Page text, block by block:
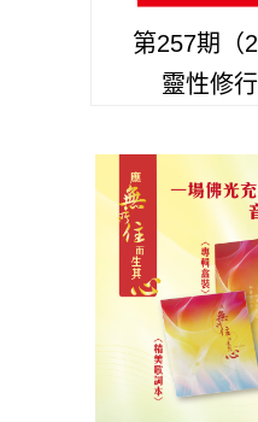
第257期（
靈性修